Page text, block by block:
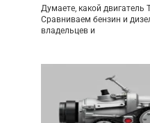
Думаете, какой двигатель
Сравниваем бензин и
владельцев и